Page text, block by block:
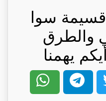
سوا
والطرق
يهمنا